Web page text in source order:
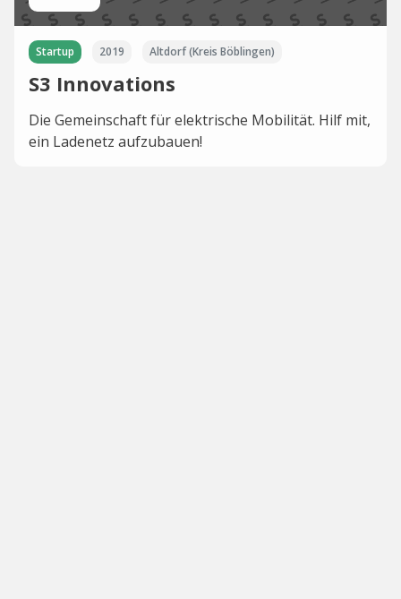
Startup 2019 Altdorf (Kreis Böblingen)
S3 Innovations
Die Gemeinschaft für elektrische Mobilität. Hilf mit,
ein Ladenetz aufzubauen!